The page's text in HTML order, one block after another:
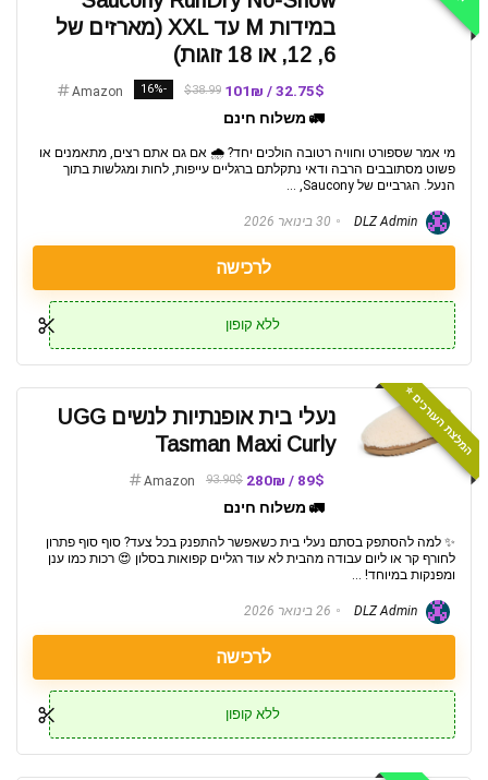
במידות M עד XXL (מארזים של
6, 12, או 18 זוגות)
32.75$ / 101₪
$38.99
-16%
Amazon
🚛 משלוח חינם
מי אמר שספורט וחוויה רטובה הולכים יחד? 🌧️ אם גם אתם רצים, מתאמנים או
פשוט מסתובבים הרבה ודאי נתקלתם ברגליים עייפות, לחות ומגלשות בתוך
הנעל. הגרביים של Saucony, ...
30 בינואר 2026
לרכישה
ללא קופון
המלצת העורכים ⭐️
נעלי בית אופנתיות לנשים UGG
Tasman Maxi Curly
89$ / 280₪
93.90$
Amazon
🚛 משלוח חינם
✨ למה להסתפק בסתם נעלי בית כשאפשר להתפנק בכל צעד? סוף סוף פתרון
לחורף קר או ליום עבודה מהבית לא עוד רגליים קפואות בסלון 😍 רכות כמו ענן
ומפנקות במיוחד! ...
26 בינואר 2026
לרכישה
ללא קופון